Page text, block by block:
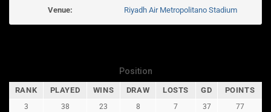
Venue:
Riyadh Air Metropolitano Stadium
Position
RANK PLAYED WINS DRAW LOSTS GD POINTS
3 38 23 8 7 37 77